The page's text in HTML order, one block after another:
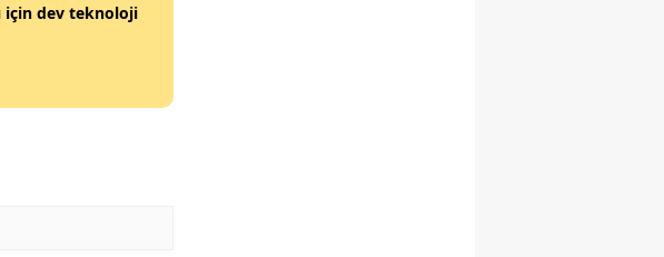
için dev teknoloji